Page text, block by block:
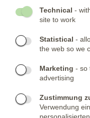
Technical -
site to work
Statistical -
the web so we
Marketing - so
advertising
Zustimmung
Verwendung
- GESELLSCHAFT
KONTAKTIERE UNS
Skype:ARMYSHOP.CZ
FIRMENSITZ: